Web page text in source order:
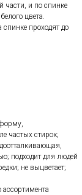
части, и по спинке
цвета.
проходят до
частых стирок;
подходит для людей
не выцветает;